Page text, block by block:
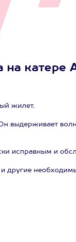
на катере
жилет.
выдерживает
исправным и
другие